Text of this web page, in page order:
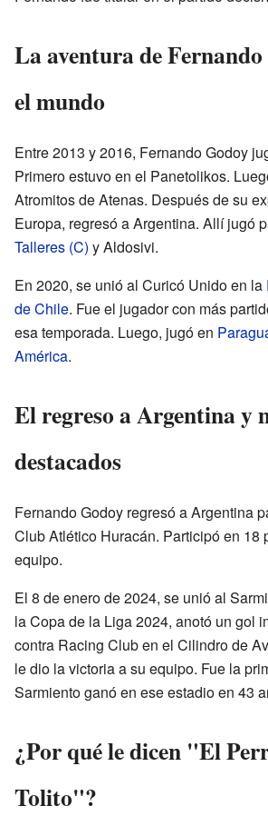
La aventura de
el mundo
Entre 2013 y 2016, Fernando Godoy
Primero estuvo en el Panetolikos.
Atromitos de Atenas. Después de su
Europa, regresó a Argentina. Allí jugó
Talleres (C) y Aldosivi.
En 2020, se unió al Curicó Unido en la
de Chile. Fue el jugador con más
esa temporada. Luego, jugó en
América.
El regreso a Argentina y
destacados
Fernando Godoy regresó a Argentina
Club Atlético Huracán. Participó en 18
equipo.
El 8 de enero de 2024, se unió al
la Copa de la Liga 2024, anotó un gol
contra Racing Club en el Cilindro de
le dio la victoria a su equipo. Fue la
Sarmiento ganó en ese estadio en 43
¿Por qué le dicen "El
Tolito"?